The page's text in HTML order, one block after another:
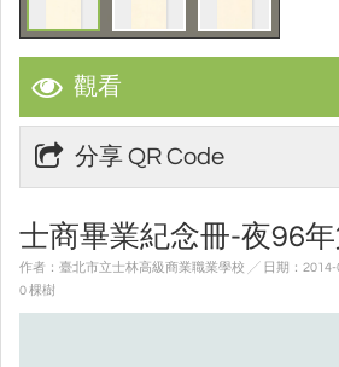
觀看
分享 QR Code
士商畢業紀念冊-夜96
作者：臺北市立士林高級商業職業學校 ╱ 日期：
0 棵樹